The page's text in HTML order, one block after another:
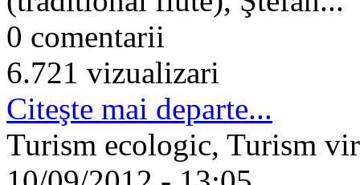
0 comentarii
6.721 vizualizari
Citeşte mai departe...
Turism ecologic, Turism